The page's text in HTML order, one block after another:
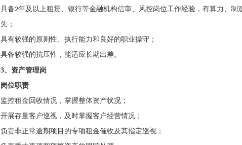
具备2年及以上租赁、银行等金融机构信审、风控岗位工作经验，有算力、
先；
具有较强的原则性、执行能力和良好的职业操守；
具备较强的抗压性，能适应长期出差。
3、 资产管理岗
岗位职责
监控租金回收情况，掌握整体资产状况；
开展存量客户巡视，及时掌握客户经营情况；
负责非正常逾期项目的专项租金催收及其指定巡视；